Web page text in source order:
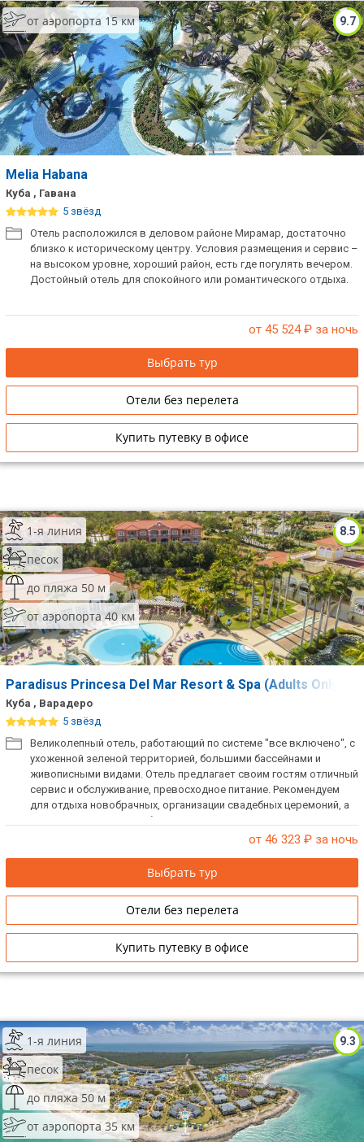
9.7
от аэропорта 15 км
Melia Habana
Куба , Гавана
5 звёзд
Отель расположился в деловом районе Мирамар, достаточно
близко к историческому центру. Условия размещения и сервис –
на высоком уровне, хороший район, есть где погулять вечером.
Достойный отель для спокойного или романтического отдыха.
от 45 524₽ за ночь
Выбрать тур
Отели без перелета
Купить путевку в офисе
8.5
1-я линия
песок
до пляжа 50 м
от аэропорта 40 км
Paradisus Princesa Del Mar Resort & Spa (Adults Only
Куба , Варадеро
5 звёзд
Великолепный отель, работающий по системе "все включено", с
ухоженной зеленой территорией, большими бассейнами и
живописными видами. Отель предлагает своим гостям отличный
сервис и обслуживание, превосходное питание. Рекомендуем
для отдыха новобрачных, организации свадебных церемоний, а
также для проведения бизнес-мероприятий. Отель не принимает
от 46 323 ₽ за ночь
Выбрать тур
Отели без перелета
Купить путевку в офисе
9.3
1-я линия
песок
до пляжа 50 м
от аэропорта 35 км